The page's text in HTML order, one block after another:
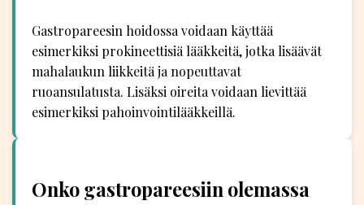
Gastropareesin hoidossa voidaan käyttää
esimerkiksi prokineettisiä lääkkeitä, jotka lisäävät
mahalaukun liikkeitä ja nopeuttavat
ruoansulatusta. Lisäksi oireita voidaan lievittää
esimerkiksi pahoinvointilääkkeillä.
Onko gastropareesiin olemassa